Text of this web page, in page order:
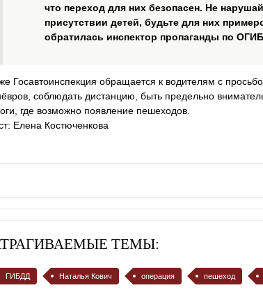
что переход для них безопасен. Не
присутствии детей, будьте для них
обратилась инспектор пропаганды по
Госавтоинспекция обращается к водителям с
соблюдать дистанцию, быть предельно
где возможно появление пешеходов.
Елена Костюченкова
ТЕМЫ:
ГИБДД Наталья Кович операция пешеход